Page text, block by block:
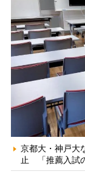
京都大・神戸大
止 「推薦入試